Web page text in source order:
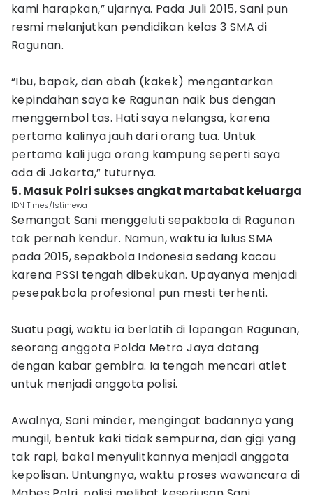
kami harapkan,” ujarnya. Pada Juli 2015, Sani pun
resmi melanjutkan pendidikan kelas 3 SMA di
Ragunan.
“Ibu, bapak, dan abah (kakek) mengantarkan
kepindahan saya ke Ragunan naik bus dengan
menggembol tas. Hati saya nelangsa, karena
pertama kalinya jauh dari orang tua. Untuk
pertama kali juga orang kampung seperti saya
ada di Jakarta,” tuturnya.
5. Masuk Polri sukses angkat martabat keluarga
IDN Times/Istimewa
Semangat Sani menggeluti sepakbola di Ragunan
tak pernah kendur. Namun, waktu ia lulus SMA
pada 2015, sepakbola Indonesia sedang kacau
karena PSSI tengah dibekukan. Upayanya menjadi
pesepakbola profesional pun mesti terhenti.
Suatu pagi, waktu ia berlatih di lapangan Ragunan,
seorang anggota Polda Metro Jaya datang
dengan kabar gembira. Ia tengah mencari atlet
untuk menjadi anggota polisi.
Awalnya, Sani minder, mengingat badannya yang
mungil, bentuk kaki tidak sempurna, dan gigi yang
tak rapi, bakal menyulitkannya menjadi anggota
kepolisan. Untungnya, waktu proses wawancara di